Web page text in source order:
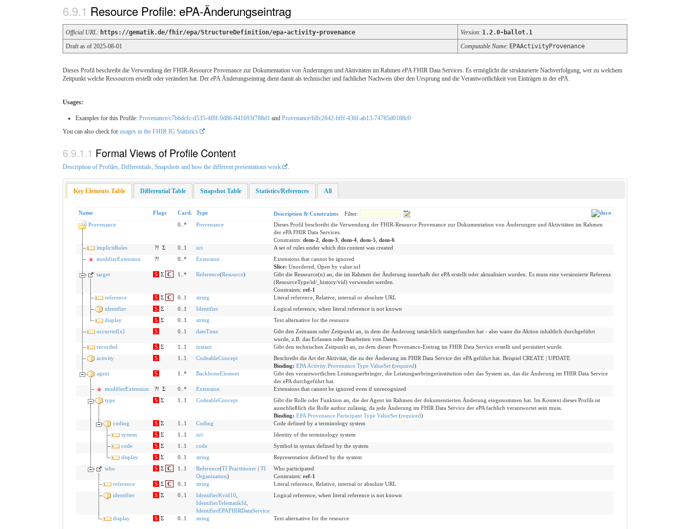
Resource Profile: ePA-Änderungseintrag
Official URL: https://gematik.de/fhir/epa/StructureDefinition/epa-activity-provenance Version: 1.2.0-ballot.1
Draft as of 2025-08-01
Computable Name: EPAActivityProvenance
Dieses Profil beschreibt die Verwendung der FHIR-Resource Provenance zur Dokumentation von Änderungen und Aktivitäten im Rahmen ePA FHIR Data Services. Es ermöglicht die strukturierte Nachverfolgung, wer zu welchem
Zeitpunkt welche Ressourcen erstellt oder verändert hat. Der ePA Änderungseintrag dient damit als technischer und fachlicher Nachweis über den Ursprung und die Verantwortlichkeit von Einträgen in der ePA.
Usages:
Examples for this Profile: Provenance/c7b6dcfc-d535-4f8f-9d86-841693f788d1 and Provenance/fdfc2842-bfff-436f-ab13-74785d0188c0
You can also check for usages in the FHIR IG Statistics
Formal Views of Profile Content
Description of Profiles, Differentials, Snapshots and how the different presentations work .
Key Elements Table Differential Table Snapshot Table Statistics/References All
Name Flags Card. Type Description & Constraints
Filter:
Provenance
0..* Provenance
Dieses Profil beschreibt die Verwendung der FHIR-Resource Provenance zur Dokumentation von Änderungen und Aktivitäten im Rahmen
der ePA FHIR Data Services.
Constraints: dom-2 dom-3 dom-4, dom-5 dom-6
implicitRules
?! Σ 0..1 uri
A set of rules under which this content was created
modifierExtension
?! 0..* Extension
Extensions that cannot be ignored
Slice: Unordered, Open by value:url
target
S Σ C 1..* Reference(Resource)
Gibt die Ressource(n) an, die im Rahmen der Änderung innerhalb der ePA erstellt oder aktualisiert wurden. Es muss eine versionierte Referenz
(ResourceType/id/_history/vid) verwendet werden.
Constraints: ref-1
reference
S Σ C 0..1 string
Literal reference, Relative, internal or absolute URL
identifier
S Σ 0..1 Identifier
Logical reference, when literal reference is not known
display
S Σ 0..1 string
Text alternative for the resource
occurred[x]
S 0..1 dateTime
Gibt den Zeitraum oder Zeitpunkt an, in dem die Änderung tatsächlich stattgefunden hat - also wann die Aktion inhaltlich durchgeführt
wurde, z.B. das Erfassen oder Bearbeiten von Daten.
recorded
S Σ 1..1 instant
Gibt den technischen Zeitpunkt an, zu dem dieser Provenance-Eintrag im FHIR Data Service erstellt und persistiert wurde.
activity
S 1..1 CodeableConcept
Beschreibt die Art der Aktivität, die zu der Änderung im FHIR Data Service der ePA geführt hat. Beispiel CREATE | UPDATE
Binding: EPA Activity Provenance Type ValueSet(required)
agent
S 1..* BackboneElement
Gibt den verantwortlichen Leistungserbringer, die Leistungserbringerinstitution oder das System an, das die Änderung im FHIR Data Service
der ePA durchgeführt hat.
modifierExtension
?! Σ 0..* Extension
Extensions that cannot be ignored even if unrecognized
type
S Σ 1..1 CodeableConcept
Gibt die Rolle oder Funktion an, die der Agent im Rahmen der dokumentierten Änderung eingenommen hat. Im Kontext dieses Profils ist
ausschließlich die Rolle author zulässig, da jede Änderung im FHIR Data Service der ePA fachlich verantwortet sein muss.
Binding: EPA Provenance Participant Type ValueSet(required)
coding
S Σ 1..1 Coding
Code defined by a terminology system
system
S Σ 1..1 uri
Identity of the terminology system
code
S Σ 1..1 code
Symbol in syntax defined by the system
display
S Σ 0..1 string
Representation defined by the system
who
S Σ C 1..1 Reference(TI Practitioner| TI
Organization)
Who participated
Constraints: ref-1
reference
S Σ C 0..1 string
Literal reference, Relative, internal or absolute URL
identifier
S Σ 0..1 IdentifierKvid10
IdentifierTelematikId
IdentifierEPAFHIRDataService
Logical reference, when literal reference is not known
display S Σ 0..1 string Text alternative for the resource